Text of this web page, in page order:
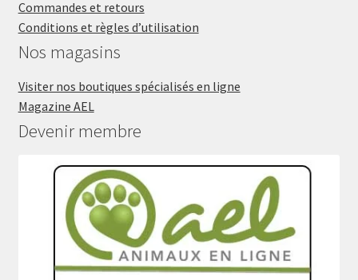
Commandes et retours
Conditions et règles d’utilisation
Nos magasins
Visiter nos boutiques spécialisés en ligne
Magazine AEL
Devenir membre